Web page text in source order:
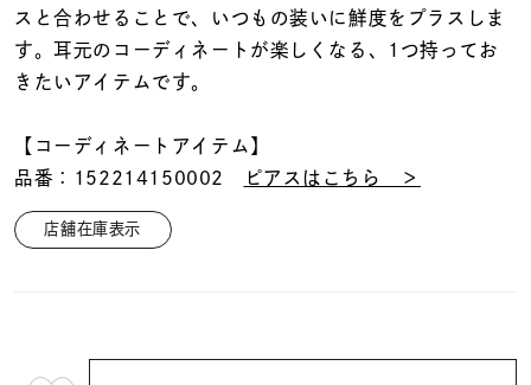
レディース
リングサイズ
メンズ
リングサイズ
価格
スと合わせることで、いつもの装いに鮮度をプラスしま
す。耳元のコーディネートが楽しくなる、1つ持ってお
きたいアイテムです。
【コーディネートアイテム】
品番：152214150002
ピアスはこちら ＞
店舗在庫表示